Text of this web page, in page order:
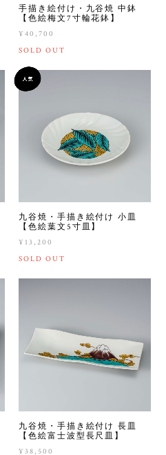
手描き絵付け・九谷焼 中鉢
【色絵梅文7寸輪花鉢】
¥40,700
SOLD OUT
九谷焼・手描き絵付け 小皿
【色絵葉文5寸皿】
¥13,200
SOLD OUT
九谷焼・手描き絵付け 長皿
【色絵富士波型長尺皿】
¥38,500